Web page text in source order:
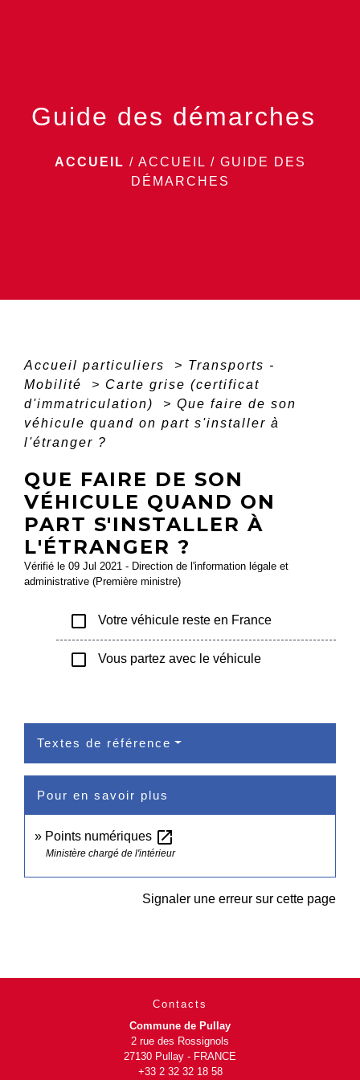
Guide des démarches
ACCUEIL / ACCUEIL / GUIDE DES
DÉMARCHES
Accueil particuliers > Transports -
Mobilité
> Carte grise (certificat
d'immatriculation)
> Que faire de son
véhicule quand on part s'installer à
l'étranger ?
QUE FAIRE DE SON
VÉHICULE QUAND ON
PART S'INSTALLER À
L'ÉTRANGER ?
Vérifié le 09 Jul 2021 - Direction de l'information légale et
administrative (Première ministre)
check_box_outline_blank Votre véhicule reste en France
check_box_outline_blank Vous partez avec le véhicule
Textes de référence
Pour en savoir plus
Points numériques open_in_new
Ministère chargé de l'intérieur
Signaler une erreur sur cette page
Contacts
Commune de Pullay
2 rue des Rossignols
27130 Pullay - FRANCE
+33 2 32 32 18 58